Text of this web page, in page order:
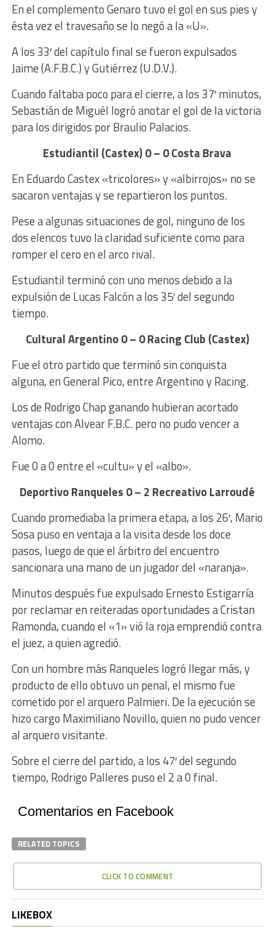
En el complemento Genaro tuvo el gol en sus pies y
ésta vez el travesaño se lo negó a la «U».
A los 33′ del capítulo final se fueron expulsados
Jaime (A.F.B.C.) y Gutiérrez (U.D.V.).
Cuando faltaba poco para el cierre, a los 37′ minutos,
Sebastián de Miguél logró anotar el gol de la victoria
para los dirigidos por Braulio Palacios.
Estudiantil (Castex) 0 – 0 Costa Brava
En Eduardo Castex «tricolores» y «albirrojos» no se
sacaron ventajas y se repartieron los puntos.
Pese a algunas situaciones de gol, ninguno de los
dos elencos tuvo la claridad suficiente como para
romper el cero en el arco rival.
Estudiantil terminó con uno menos debido a la
expulsión de Lucas Falcón a los 35′ del segundo
tiempo.
Cultural Argentino 0 – 0 Racing Club (Castex)
Fue el otro partido que terminó sin conquista
alguna, en General Pico, entre Argentino y Racing.
Los de Rodrigo Chap ganando hubieran acortado
ventajas con Alvear F.B.C. pero no pudo vencer a
Alomo.
Fue 0 a 0 entre el «cultu» y el «albo».
Deportivo Ranqueles 0 – 2 Recreativo Larroudé
Cuando promediaba la primera etapa, a los 26′, Mario
Sosa puso en ventaja a la visita desde los doce
pasos, luego de que el árbitro del encuentro
sancionara una mano de un jugador del «naranja».
Minutos después fue expulsado Ernesto Estigarría
por reclamar en reiteradas oportunidades a Cristan
Ramonda, cuando el «1» vió la roja emprendió contra
el juez, a quien agredió.
Con un hombre más Ranqueles logró llegar más, y
producto de ello obtuvo un penal, el mismo fue
cometido por el arquero Palmieri. De la ejecución se
hizo cargo Maximiliano Novillo, quien no pudo vencer
al arquero visitante.
Sobre el cierre del partido, a los 47′ del segundo
tiempo, Rodrigo Palleres puso el 2 a 0 final.
Comentarios en Facebook
RELATED TOPICS
CLICK TO COMMENT
LIKEBOX